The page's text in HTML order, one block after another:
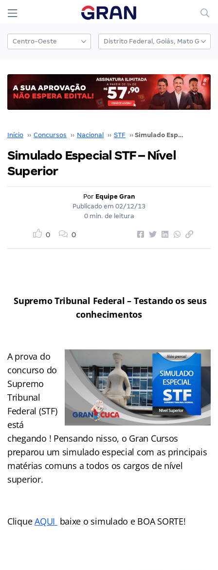
Início ›› Concursos ›› Nacional ›› STF ›› Simulado Especial STF – Nível Superior
Simulado Especial STF – Nível
Superior
Por Equipe Gran
Publicado em 02/12/13
0 min. de leitura
0 0
Supremo Tribunal Federal – Testando os seus
conhecimentos
A prova do
concurso do
Supremo
Tribunal
Federal (STF)
está
chegando ! Pensando nisso, o Gran Cursos
preparou um simulado especial com as principais
matérias comuns a todos os cargos de nível
superior.
CliqueAQUI baixe o simulado e BOA SORTE!